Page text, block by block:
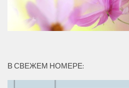
В СВЕЖЕМ НОМЕРЕ: